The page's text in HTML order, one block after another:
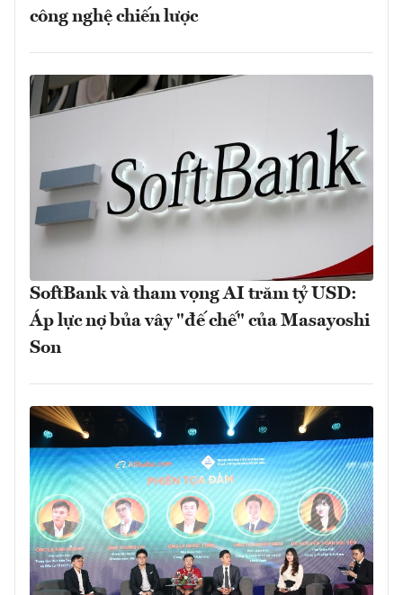
công nghệ chiến lược
SoftBank và tham vọng AI trăm tỷ USD:
Áp lực nợ bủa vây "đế chế" của Masayoshi
Son